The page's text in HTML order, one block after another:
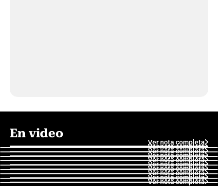
En video
Ver nota completa
Ver nota completa
Ver nota completa
Ver nota completa
Ver nota completa
Ver nota completa
Ver nota completa
Ver nota completa
Ver nota completa
Ver nota completa